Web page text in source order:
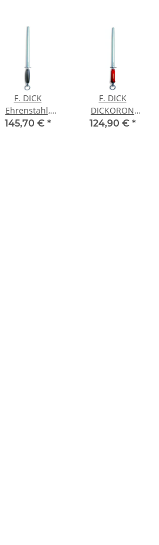
F. DICK
Ehrenstahl,
Saphirzug, 30cm
145,70 € *
F. DICK
DICKORON
classic,
124,90 € *